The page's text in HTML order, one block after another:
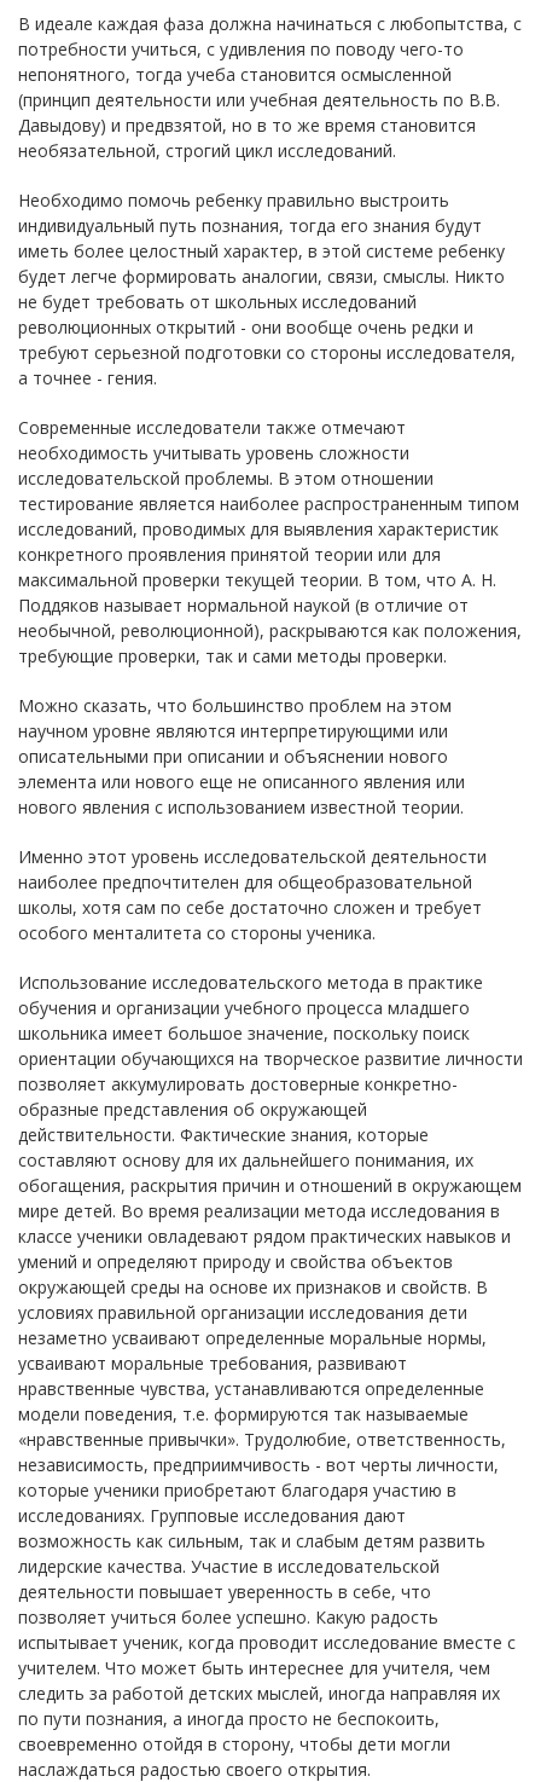
В идеале каждая фаза должна начинаться с любопытства, с
потребности учиться, с удивления по поводу чего-то
непонятного, тогда учеба становится осмысленной
(принцип деятельности или учебная деятельность по В.В.
Давыдову) и предвзятой, но в то же время становится
необязательной, строгий цикл исследований.
Необходимо помочь ребенку правильно выстроить
индивидуальный путь познания, тогда его знания будут
иметь более целостный характер, в этой системе ребенку
будет легче формировать аналогии, связи, смыслы. Никто
не будет требовать от школьных исследований
революционных открытий - они вообще очень редки и
требуют серьезной подготовки со стороны исследователя,
а точнее - гения.
Современные исследователи также отмечают
необходимость учитывать уровень сложности
исследовательской проблемы. В этом отношении
тестирование является наиболее распространенным типом
исследований, проводимых для выявления характеристик
конкретного проявления принятой теории или для
максимальной проверки текущей теории. В том, что А. Н.
Поддяков называет нормальной наукой (в отличие от
необычной, революционной), раскрываются как положения,
требующие проверки, так и сами методы проверки.
Можно сказать, что большинство проблем на этом
научном уровне являются интерпретирующими или
описательными при описании и объяснении нового
элемента или нового еще не описанного явления или
нового явления с использованием известной теории.
Именно этот уровень исследовательской деятельности
наиболее предпочтителен для общеобразовательной
школы, хотя сам по себе достаточно сложен и требует
особого менталитета со стороны ученика.
Использование исследовательского метода в практике
обучения и организации учебного процесса младшего
школьника имеет большое значение, поскольку поиск
ориентации обучающихся на творческое развитие личности
позволяет аккумулировать достоверные конкретно-
образные представления об окружающей
действительности. Фактические знания, которые
составляют основу для их дальнейшего понимания, их
обогащения, раскрытия причин и отношений в окружающем
мире детей. Во время реализации метода исследования в
классе ученики овладевают рядом практических навыков и
умений и определяют природу и свойства объектов
окружающей среды на основе их признаков и свойств. В
условиях правильной организации исследования дети
незаметно усваивают определенные моральные нормы,
усваивают моральные требования, развивают
нравственные чувства, устанавливаются определенные
модели поведения, т.е. формируются так называемые
«нравственные привычки». Трудолюбие, ответственность,
независимость, предприимчивость - вот черты личности,
которые ученики приобретают благодаря участию в
исследованиях. Групповые исследования дают
возможность как сильным, так и слабым детям развить
лидерские качества. Участие в исследовательской
деятельности повышает уверенность в себе, что
позволяет учиться более успешно. Какую радость
испытывает ученик, когда проводит исследование вместе с
учителем. Что может быть интереснее для учителя, чем
следить за работой детских мыслей, иногда направляя их
по пути познания, а иногда просто не беспокоить,
своевременно отойдя в сторону, чтобы дети могли
наслаждаться радостью своего открытия.